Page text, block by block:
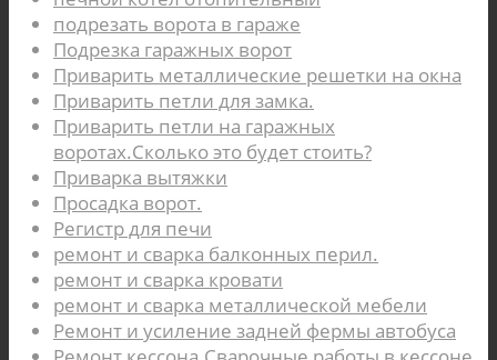
подрезать ворота в гараже
Подрезка гаражных ворот
Приварить металлические решетки на окна
Приварить петли для замка.
Приварить петли на гаражных
воротах.Сколько это будет стоить?
Приварка вытяжки
Просадка ворот.
Регистр для печи
ремонт и сварка балконных перил.
ремонт и сварка кровати
ремонт и сварка металлической мебели
Ремонт и усиление задней фермы автобуса